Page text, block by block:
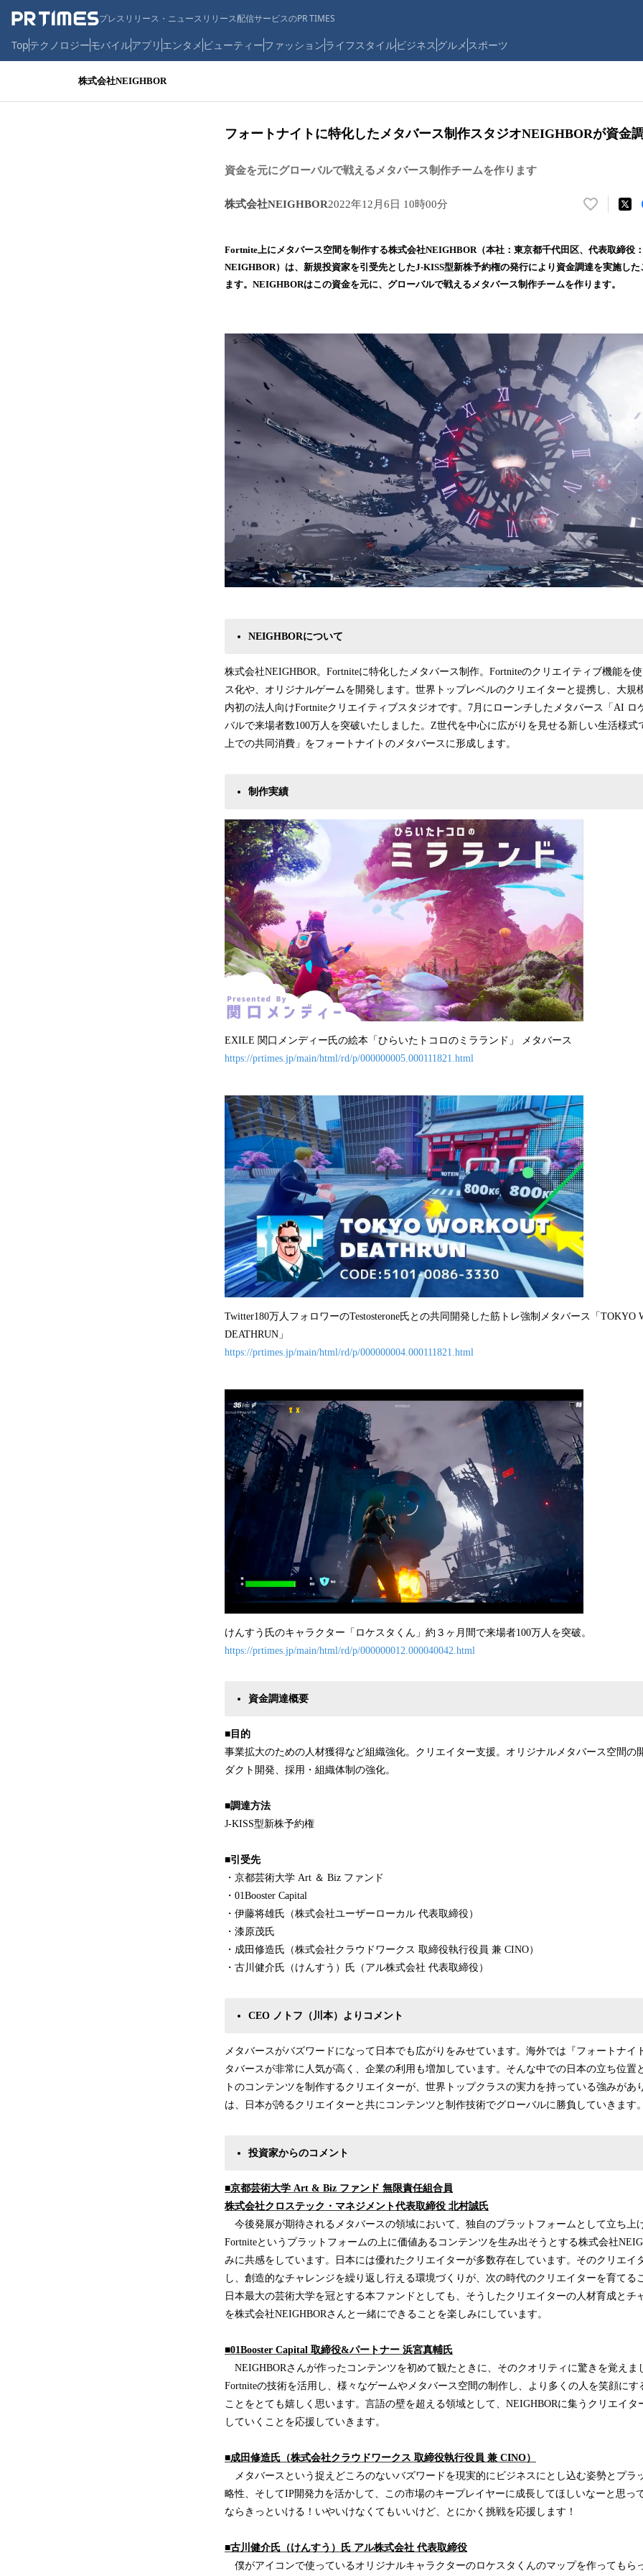
プレスリリース・ニュースリリース配信サービスのPR TIMES
Topテクノロジーモバイルアプリ エンタメ ビューティーファッションライフスタイルビジネス グルメ スポーツ
株式会社NEIGHBOR
フォートナイトに特化したメタバース制作スタジオNEIGHBORが資金
資金を元にグローバルで戦えるメタバース制作チームを作ります
株式会社NEIGHBOR2022年12月6日 10時00分
い
！
数
を
込
み
中
で
す
Fortnite上にメタバース空間を制作する株式会社NEIGHBOR（本社：東京都千代田区、代表取締役
NEIGHBOR）は、新規投資家を引受先としたJ-KISS型新株予約権の発行により資金調達を実施し
ます。NEIGHBORはこの資金を元に、グローバルで戦えるメタバース制作チームを作ります。
NEIGHBORについて
株式会社NEIGHBOR。Fortniteに特化したメタバース制作。Fortniteのクリエイティブ機能を
ス化や、オリジナルゲームを開発します。世界トップレベルのクリエイターと提携し、大規
内初の法人向けFortniteクリエイティブスタジオです。7月にローンチしたメタバース「AI ロ
バルで来場者数100万人を突破いたしました。Z世代を中心に広がりを見せる新しい生活様式
上での共同消費」をフォートナイトのメタバースに形成します。
制作実績
EXILE 関口メンディー氏の絵本「ひらいたトコロのミラランド」 メタバース
https://prtimes.jp/main/html/rd/p/000000005.000111821.html
Twitter180万人フォロワーのTestosterone氏との共同開発した筋トレ強制メタバース「TOKYO
DEATHRUN」
https://prtimes.jp/main/html/rd/p/000000004.000111821.html
けんすう氏のキャラクター「ロケスタくん」約３ヶ月間で来場者100万人を突破。
https://prtimes.jp/main/html/rd/p/000000012.000040042.html
資金調達概要
■目的
事業拡大のための人材獲得など組織強化。クリエイター支援。オリジナルメタバース空間の
ダクト開発、採用・組織体制の強化。
■調達方法
J-KISS型新株予約権
■引受先
・京都芸術大学 Art ＆ Biz ファンド
・01Booster Capital
・伊藤将雄氏（株式会社ユーザーローカル 代表取締役）
・漆原茂氏
・成田修造氏（株式会社クラウドワークス 取締役執行役員 兼 CINO）
・古川健介氏（けんすう）氏（アル株式会社 代表取締役）
CEO ノトフ（川本）よりコメント
メタバースがバズワードになって日本でも広がりをみせています。海外では『フォートナイ
タバースが非常に人気が高く、企業の利用も増加しています。そんな中での日本の立ち位置
トのコンテンツを制作するクリエイターが、世界トップクラスの実力を持っている強みがあ
は、日本が誇るクリエイターと共にコンテンツと制作技術でグローバルに勝負していきます。
投資家からのコメント
■京都芸術大学 Art & Biz ファンド 無限責任組合員
株式会社クロステック・マネジメント代表取締役 北村誠氏
今後発展が期待されるメタバースの領域において、独自のプラットフォームとして立ち上
Fortniteというプラットフォームの上に価値あるコンテンツを生み出そうとする株式会社
みに共感をしています。日本には優れたクリエイターが多数存在しています。そのクリエイ
し、創造的なチャレンジを繰り返し行える環境づくりが、次の時代のクリエイターを育てる
日本最大の芸術大学を冠とする本ファンドとしても、そうしたクリエイターの人材育成とチ
を株式会社NEIGHBORさんと一緒にできることを楽しみにしています。
■01Booster Capital 取締役&パートナー 浜宮真輔氏
NEIGHBORさんが作ったコンテンツを初めて観たときに、そのクオリティに驚きを覚えま
Fortniteの技術を活用し、様々なゲームやメタバース空間の制作し、より多くの人を笑顔にす
ことをとても嬉しく思います。言語の壁を超える領域として、NEIGHBORに集うクリエイタ
していくことを応援していきます。
■成田修造氏（株式会社クラウドワークス 取締役執行役員 兼 CINO）
メタバースという捉えどころのないバズワードを現実的にビジネスにとし込む姿勢とプラ
略性、そしてIP開発力を活かして、この市場のキープレイヤーに成長してほしいなーと思っ
ならきっといける！いやいけなくてもいいけど、とにかく挑戦を応援します！
■古川健介氏（けんすう）氏 アル株式会社 代表取締役
僕がアイコンで使っているオリジナルキャラクターのロケスタくんのマップを作ってもら